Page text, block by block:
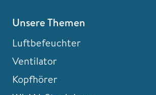
Unsere Themen
Luftbefeuchter
Ventilator
Kopfhörer